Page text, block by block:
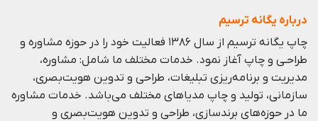
درباره یگانه ترسیم
چاپ یگانه ترسیم از سال ۱۳۸۶ فعالیت خود را در حوزه مشاوره و
طراحـی و چاپ آغاز نمود. خدمات مختلف ما شامل: مشاوره،
مدیریت و برنامه‌ریزی تبلیغات، طراحی و تدوین هویت‌بصری،
سازمانی، تولید و چاپ مدیا‌های مختلف می‌باشد. خدمات مشاوره
ما در حوزه‌های برندسازی، طراحی و تدوین هویت‌بصری و